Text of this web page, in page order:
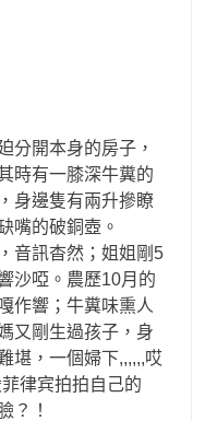
開本身的房子，
時有一膝深牛糞的
身邊隻有兩升摻瞭
嘴的破銅壺。
訊杳然；姐姐剛5
沙啞。農歷10月的
作響；牛糞味熏人
又剛生過孩子，身
堪，一個婦下,,,,,,哎
律宾拍拍自己的
？！